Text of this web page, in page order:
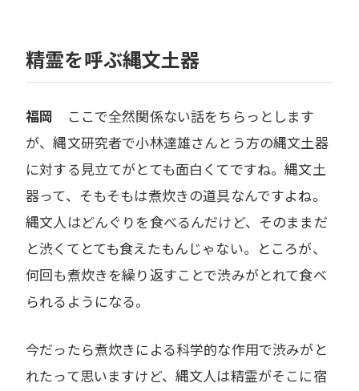
精霊を呼ぶ縄文土器
福岡 ここで全然関係ない話をちらっとします
が、縄文研究者で小林達雄さんとう方の縄文土器
に対する見立てがとても面白くてですね。縄文土
器って、そもそもは煮炊きの道具なんですよね。
縄文人はどんぐりを食べるんだけど、そのままだ
と渋くてとても食えたもんじゃない。ところが、
何回も煮炊きを繰り返すことで渋みがとれて食べ
られるようになる。
今だったら煮炊きによる科学的な作用で渋みがと
れたって思いますけど、縄文人は精霊がそこに宿